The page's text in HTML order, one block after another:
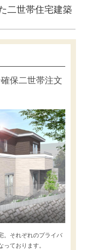
二世帯住宅建築
保二世帯注文
。それぞれのプライバ
ております。